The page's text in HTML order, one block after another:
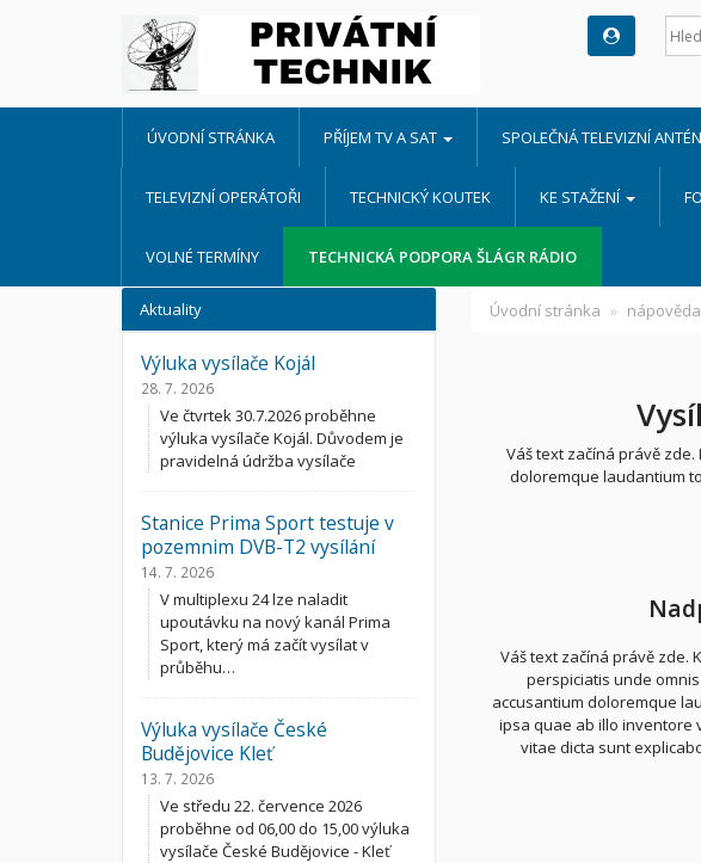
ÚVODNÍ STRÁNKA PŘÍJEM TV A SAT SPOLEČNÁ TELEVIZNÍ
TELEVIZNÍ OPERÁTOŘI TECHNICKÝ KOUTEK KE STAŽENÍ
VOLNÉ TERMÍNY TECHNICKÁ PODPORA ŠLÁGR RÁDIO
Úvodní stránka nápověda
Váš text začíná právě
doloremque laudantium
Váš text začíná právě zde.
perspiciatis unde
accusantium doloremque
ipsa quae ab illo inventore
vitae dicta sunt
Aktuality
Výluka vysílače Kojál
28. 7. 2026
Ve čtvrtek 30.7.2026 proběhne
výluka vysílače Kojál. Důvodem je
pravidelná údržba vysílače
Stanice Prima Sport testuje v
pozemnim DVB-T2 vysílání
14. 7. 2026
V multiplexu 24 lze naladit
upoutávku na nový kanál Prima
Sport, který má začít vysílat v
průběhu…
Výluka vysílače České
Budějovice Kleť
13. 7. 2026
Ve středu 22. července 2026
proběhne od 06,00 do 15,00 výluka
vysílače České Budějovice - Kleť